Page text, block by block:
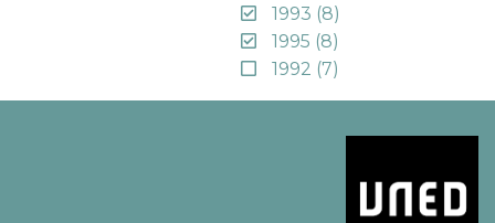
1993 (8)
1995 (8)
1992 (7)